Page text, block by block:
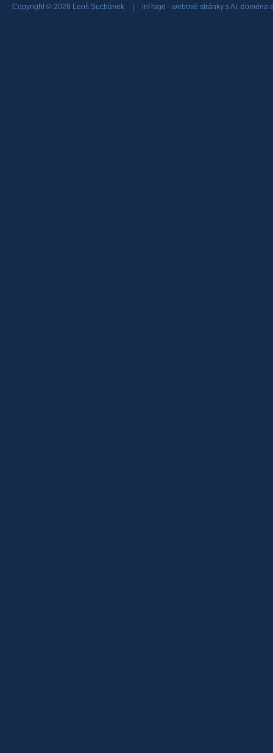
Copyright © 2026 Leoš Suchánek inPage - webové stránky s AI, doména